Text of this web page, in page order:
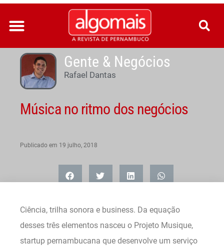
Ir
para
conteúdo
Gente & Negócios
Rafael Dantas
Música no ritmo dos negócios
Publicado em 19 julho, 2018
Ciência, trilha sonora e business. Da equação
desses três elementos nasceu o Projeto Musique,
startup pernambucana que desenvolve um serviço